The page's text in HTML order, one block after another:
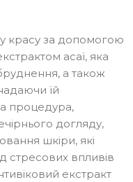
красу за допомогою
асаї, яка
а також
їй
процедура,
догляду,
шкіри, які
стресових впливів
екстракт